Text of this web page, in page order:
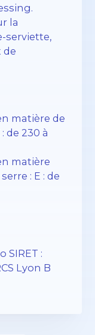
la
serviette,
de
matière de
de 230 à
matière
: E : de
SIRET :
Lyon B